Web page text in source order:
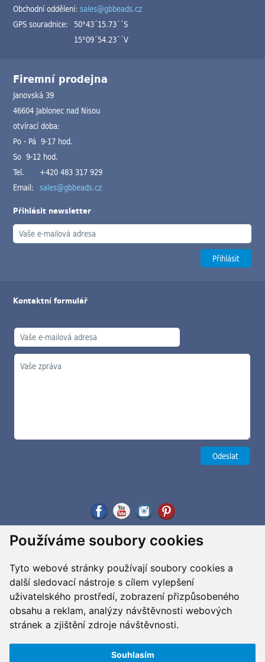
Používáme soubory cookies
Tyto webové stránky používají soubory cookies a
další sledovací nástroje s cílem vylepšení
uživatelského prostředí, zobrazení přizpůsobeného
obsahu a reklam, analýzy návštěvnosti webových
stránek a zjištění zdroje návštěvnosti.
Souhlasím
Obchodní oddělení:sales@gbbeads.cz
GPS souradnice: 50°43´15.73´´S
15°09´54.23´´V
Firemní prodejna
Janovská 39
46604 Jablonec nad Nisou
otvírací doba:
Po - Pá 9-17 hod.
So 9-12 hod.
Tel.
+420 483 317 929
Email: sales@gbbeads.cz
Přihlásit newsletter
Kontaktní formulář